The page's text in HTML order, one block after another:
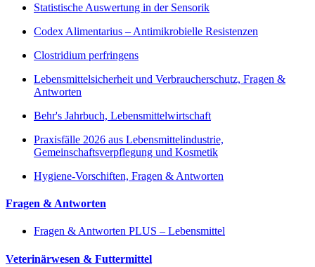
Statistische Auswertung in der Sensorik
Codex Alimentarius – Antimikrobielle Resistenzen
Clostridium perfringens
Lebensmittelsicherheit und Verbraucherschutz, Fragen &
Antworten
Behr's Jahrbuch, Lebensmittelwirtschaft
Praxisfälle 2026 aus Lebensmittelindustrie,
Gemeinschaftsverpflegung und Kosmetik
Hygiene-Vorschiften, Fragen & Antworten
Fragen & Antworten
Fragen & Antworten PLUS – Lebensmittel
Veterinärwesen & Futtermittel